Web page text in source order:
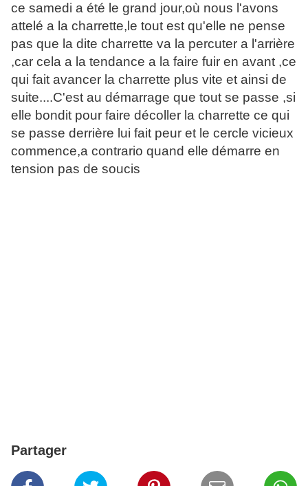
ce samedi a été le grand jour,où nous l'avons
attelé a la charrette,le tout est qu'elle ne pense
pas que la dite charrette va la percuter a l'arrière
,car cela a la tendance a la faire fuir en avant ,ce
qui fait avancer la charrette plus vite et ainsi de
suite....C'est au démarrage que tout se passe ,si
elle bondit pour faire décoller la charrette ce qui
se passe derrière lui fait peur et le cercle vicieux
commence,a contrario quand elle démarre en
tension pas de soucis
Partager